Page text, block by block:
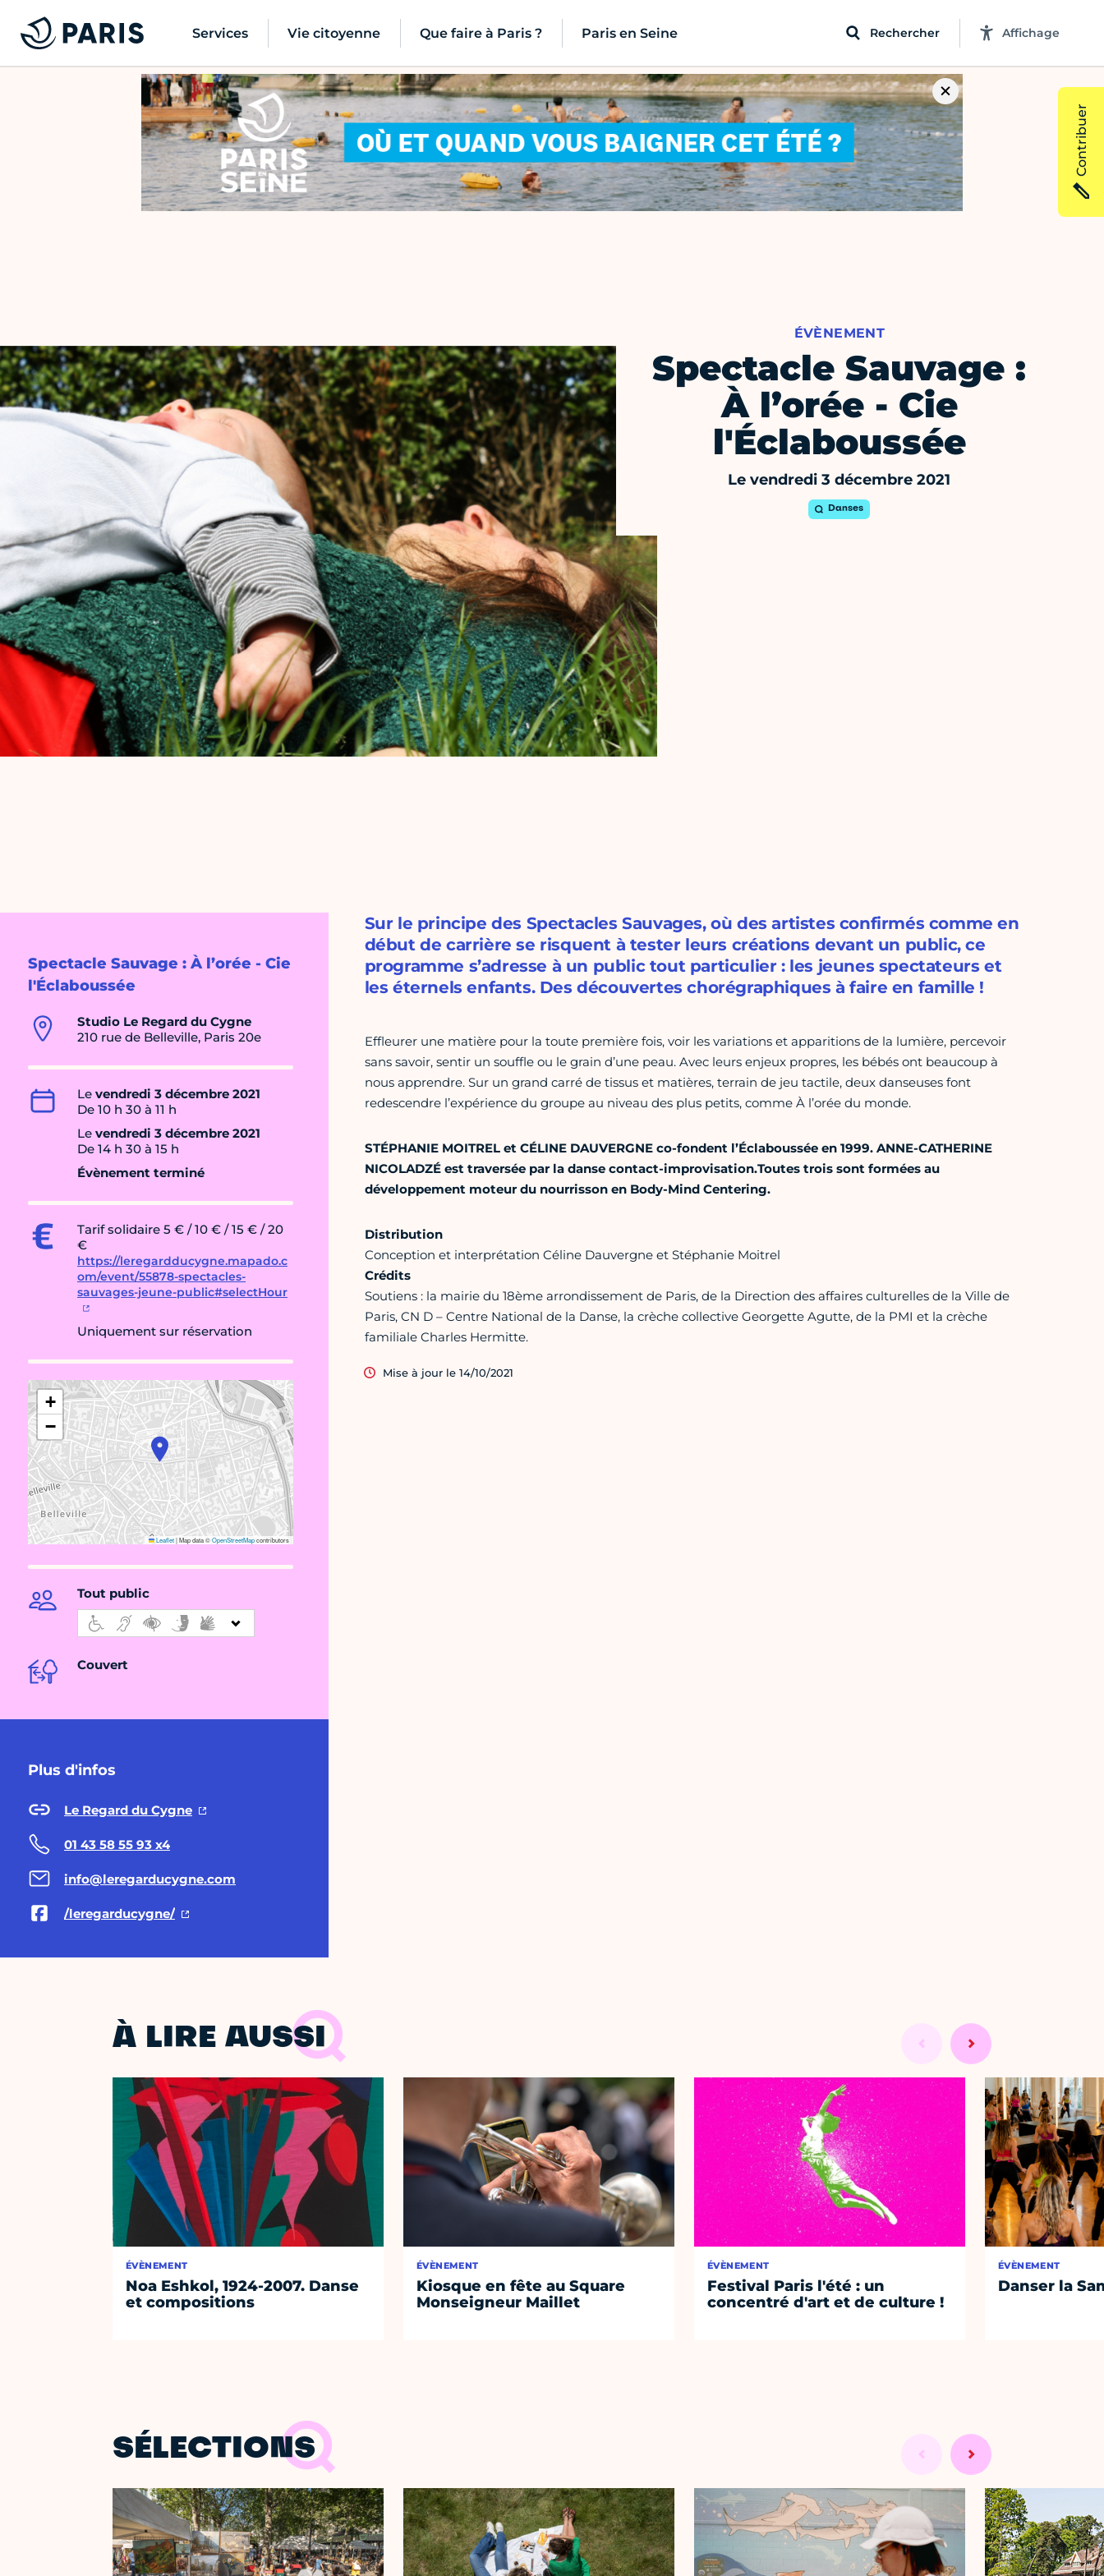
Services Vie citoyenne Que faire à Paris ? Paris en Seine Rechercher Affichage
ÉVÈNEMENT
Spectacle Sauvage :
À l’orée - Cie
l'Éclaboussée
Le vendredi 3 décembre 2021
Danses
Spectacle Sauvage : À l’orée - Cie
l'Éclaboussée
Studio Le Regard du Cygne
210 rue de Belleville, Paris 20e
Le vendredi 3 décembre 2021
De 10 h 30 à 11 h
Le vendredi 3 décembre 2021
De 14 h 30 à 15 h
Évènement terminé
Tarif solidaire 5 € / 10 € / 15 € / 20
€
https://leregardducygne.mapado.c
om/event/55878-spectacles-
sauvages-jeune-public#selectHour
Uniquement sur réservation
+
−
Leaflet|Map data ©OpenStreetMapcontributors
Tout public
Couvert
Plus d'infos
Le Regard du Cygne
01 43 58 55 93 x4
info@leregarducygne.com
/leregarducygne/
Sur le principe des Spectacles Sauvages, où des artistes confirmés comme en
début de carrière se risquent à tester leurs créations devant un public, ce
programme s’adresse à un public tout particulier : les jeunes spectateurs et
les éternels enfants. Des découvertes chorégraphiques à faire en famille !
Effleurer une matière pour la toute première fois, voir les variations et apparitions de la lumière, percevoir
sans savoir, sentir un souffle ou le grain d’une peau. Avec leurs enjeux propres, les bébés ont beaucoup à
nous apprendre. Sur un grand carré de tissus et matières, terrain de jeu tactile, deux danseuses font
redescendre l’expérience du groupe au niveau des plus petits, comme À l’orée du monde.
STÉPHANIE MOITREL et CÉLINE DAUVERGNE co-fondent l’Éclaboussée en 1999. ANNE-CATHERINE
NICOLADZÉ est traversée par la danse contact-improvisation.Toutes trois sont formées au
développement moteur du nourrisson en Body-Mind Centering.
Distribution
Conception et interprétation Céline Dauvergne et Stéphanie Moitrel
Crédits
Soutiens : la mairie du 18ème arrondissement de Paris, de la Direction des affaires culturelles de la Ville de
Paris, CN D – Centre National de la Danse, la crèche collective Georgette Agutte, de la PMI et la crèche
familiale Charles Hermitte.
Mise à jour le 14/10/2021
À LIRE AUSSI
ÉVÈNEMENT
Noa Eshkol, 1924-2007. Danse
et compositions
ÉVÈNEMENT
Kiosque en fête au Square
Monseigneur Maillet
ÉVÈNEMENT
Festival Paris l'été : un
concentré d'art et de culture !
ÉVÈNEMENT
Danser la
SÉLECTIONS
Contribuer